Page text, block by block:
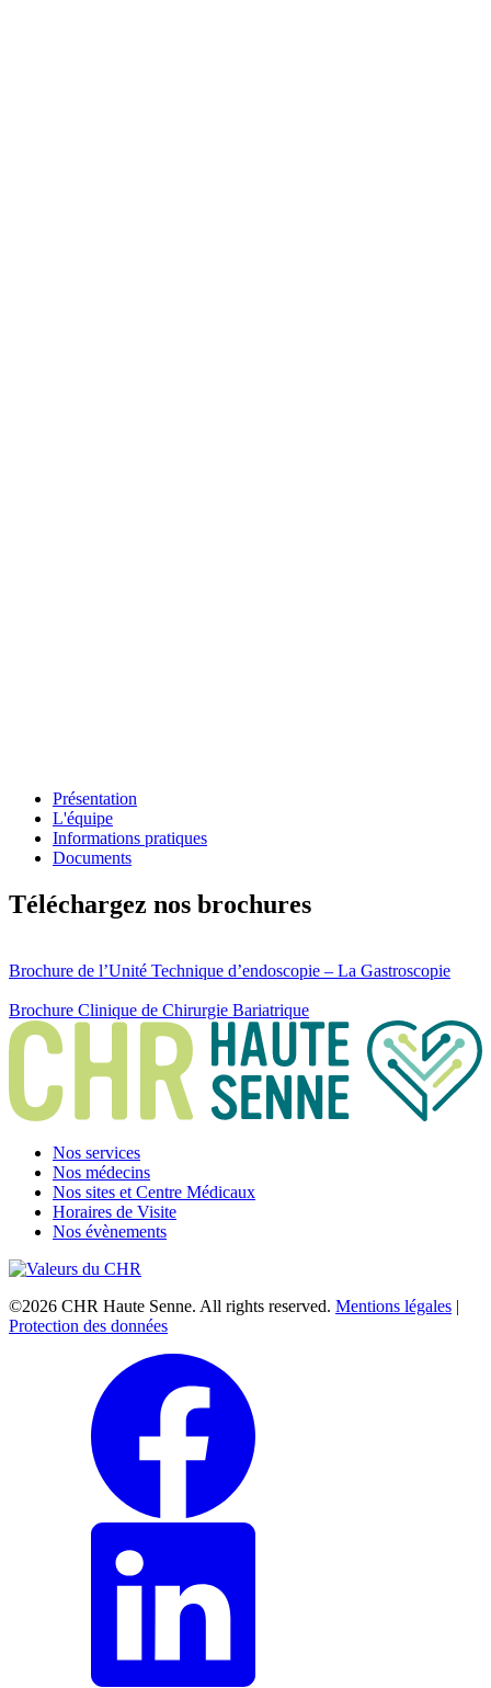
Présentation
L'équipe
Informations pratiques
Documents
Téléchargez nos brochures
Brochure de l’Unité Technique d’endoscopie – La Gastroscopie
Brochure Clinique de Chirurgie Bariatrique
Nos services
Nos médecins
Nos sites et Centre Médicaux
Horaires de Visite
Nos évènements
©2026 CHR Haute Senne. All rights reserved. Mentions légales |
Protection des données